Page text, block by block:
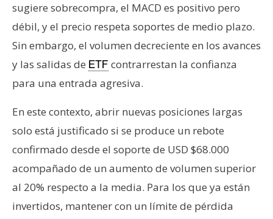
sugiere sobrecompra, el MACD es positivo pero
débil, y el precio respeta soportes de medio plazo.
Sin embargo, el volumen decreciente en los avances
y las salidas de ETF contrarrestan la confianza
para una entrada agresiva.
En este contexto, abrir nuevas posiciones largas
solo está justificado si se produce un rebote
confirmado desde el soporte de USD $68.000
acompañado de un aumento de volumen superior
al 20% respecto a la media. Para los que ya están
invertidos, mantener con un límite de pérdida